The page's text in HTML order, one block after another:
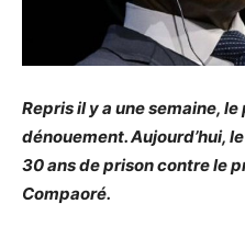
Repris il y a une semaine,
dénouement. Aujourd’hui,
30 ans de prison contre le
Compaoré.